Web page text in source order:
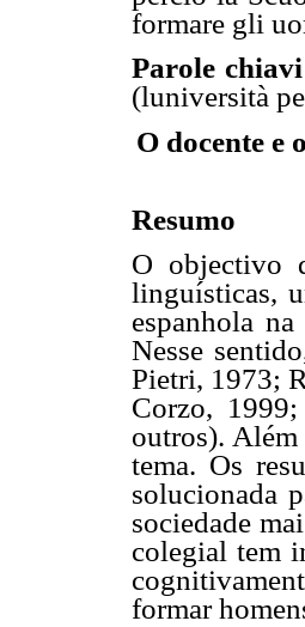
formare gli
Parole
(luniversità
O docente e
Resumo
O objectivo
linguísticas,
espanhola
Nesse
Pietri, 1973;
Corzo,
outros). Além
tema. Os
solucionada
sociedade
colegial tem
formar